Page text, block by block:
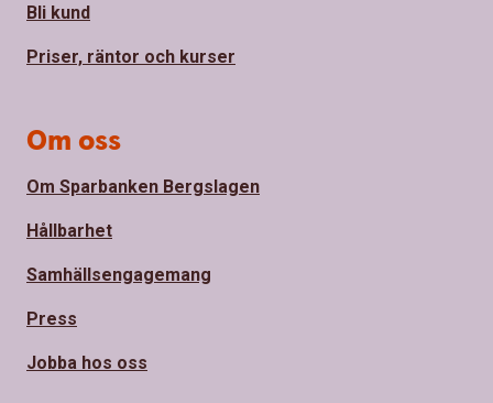
Bli kund
Priser, räntor och kurser
Om oss
Om Sparbanken Bergslagen
Hållbarhet
Samhällsengagemang
Press
Jobba hos oss